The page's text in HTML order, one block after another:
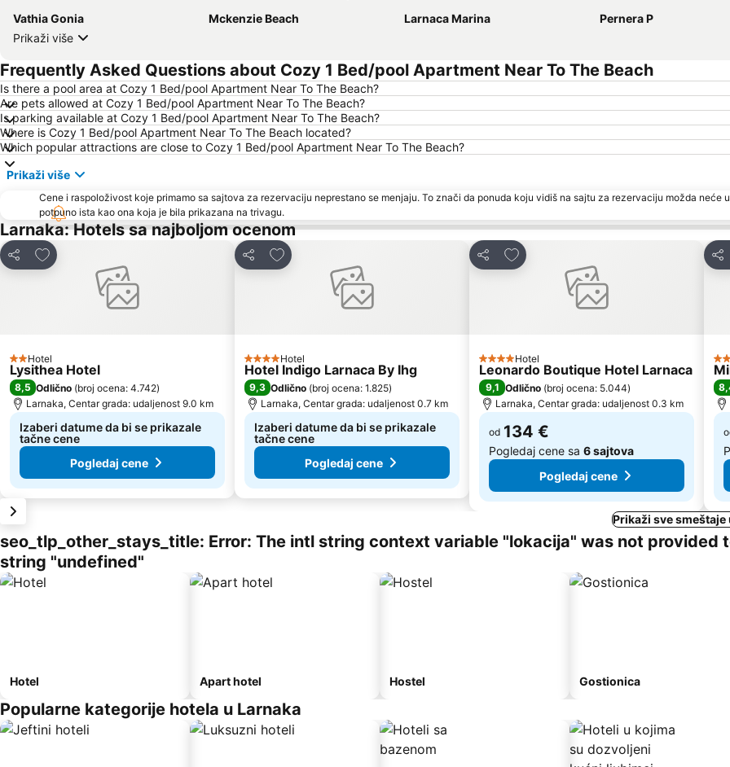
Vathia Gonia
Mckenzie Beach Larnaca Marina
Pernera P
Prikaži više
Frequently Asked Questions about Cozy 1 Bed/pool Apartment Near To The Beach
Is there a pool area at Cozy 1 Bed/pool Apartment Near To The Beach?
Are pets allowed at Cozy 1 Bed/pool Apartment Near To The Beach?
Is parking available at Cozy 1 Bed/pool Apartment Near To The Beach?
Where is Cozy 1 Bed/pool Apartment Near To The Beach located?
Which popular attractions are close to Cozy 1 Bed/pool Apartment Near To The Beach?
Prikaži više
Cene i raspoloživost koje primamo sa sajtova za rezervaciju neprestano se menjaju. To znači da ponuda koju vidiš na sajtu za rezervaciju možda neće
potpuno ista kao ona koja je bila prikazana na trivagu.
Larnaka: Hotels sa najboljom ocenom
Deli
Dodati u favorite
2 Zvezdice
Hotel
Lysithea Hotel
8,5 Odlično (broj ocena: 4.742)
Larnaka, Centar grada: udaljenost 9.0 km
Izaberi datume da bi se prikazale
tačne cene
Pogledaj cene
Deli
Dodati u favorite
4 Zvezdice
Hotel
Hotel Indigo Larnaca By Ihg
9,3 Odlično (broj ocena: 1.825)
Larnaka, Centar grada: udaljenost 0.7 km
Izaberi datume da bi se prikazale
tačne cene
Pogledaj cene
Deli
Dodati u favorite
4 Zvezdice
Hotel
Leonardo Boutique Hotel Larnaca
9,1 Odlično (broj ocena: 5.044)
Larnaka, Centar grada: udaljenost 0.3 km
od 134 €
Pogledaj cene sa 6 sajtova
Pogledaj cene
Deli
3
Prikaži sve smeštaje
seo_tlp_other_stays_title: Error: The intl string context variable "lokacija" was not provided
string "undefined"
Hotel Apart hotel Hostel Gostionica
Popularne kategorije hotela u Larnaka